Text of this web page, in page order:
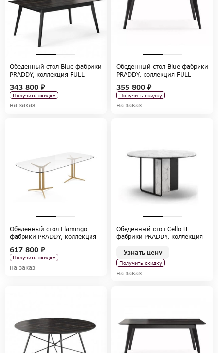
Обеденный стол Blue фабрики
PRADDY, коллекция FULL
343 800 ₽
Получить скидку
на заказ
Обеденный стол Blue фабрики
PRADDY, коллекция FULL
355 800 ₽
Получить скидку
на заказ
Обеденный стол Flamingo
фабрики PRADDY, коллекция
617 800 ₽
Получить скидку
на заказ
Обеденный стол Cello II
фабрики PRADDY, коллекция
Узнать цену
Получить скидку
на заказ